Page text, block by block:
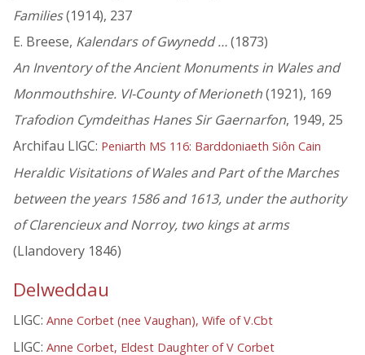
Families(1914), 237
E. Breese, Kalendars of Gwynedd …(1873)
An Inventory of the Ancient Monuments in Wales and
Monmouthshire. VI-County of Merioneth(1921), 169
Trafodion Cymdeithas Hanes Sir Gaernarfon, 1949, 25
Archifau LlGC: Peniarth MS 116: Barddoniaeth Siôn Cain
Heraldic Visitations of Wales and Part of the Marches
between the years 1586 and 1613, under the authority
of Clarencieux and Norroy, two kings at arms
(Llandovery 1846)
Delweddau
LlGC: Anne Corbet (nee Vaughan), Wife of V.Cbt
LlGC: Anne Corbet, Eldest Daughter of V Corbet